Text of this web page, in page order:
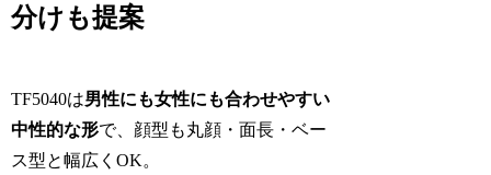
分けも提案
TF5040は男性にも女性にも合わせやすい
中性的な形で、顔型も丸顔・面長・ベー
ス型と幅広くOK。